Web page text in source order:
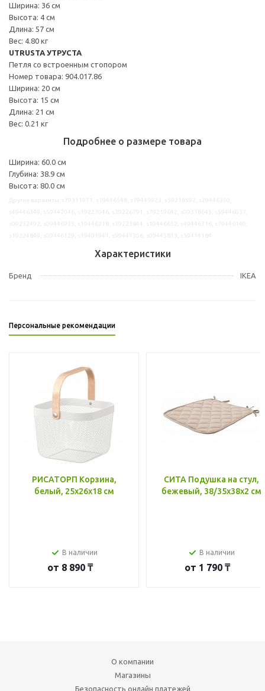
Ширина: 36 см
Высота: 4 см
Длина: 57 см
Вес: 4.80 кг
UTRUSTA УТРУСТА
Петля со встроенным стопором
Номер товара: 904.017.86
Ширина: 20 см
Высота: 15 см
Длина: 21 см
Вес: 0.21 кг
Подробнее о размере товара
Ширина: 60.0 см
Глубина: 38.9 см
Высота: 80.0 см
Характеристики
Бренд IKEA
Персональные рекомендации
РИСАТОРП Корзина,
белый, 25x26x18 см
В наличии
от 8 890 ₸
СИТА Подушка на стул,
бежевый, 38/35x38x2 см
В наличии
от 1 790 ₸
О компании
Магазины
Безопасность онлайн платежей